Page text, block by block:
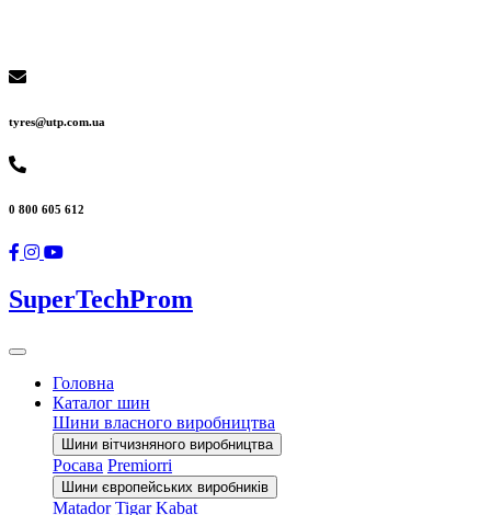
tyres@utp.com.ua
0 800 605 612
SuperTechProm
Головна
Каталог шин
Шини власного виробництва
Шини вітчизняного виробництва
Росава Premiorri
Шини європейських виробників
Matador Tigar Kabat